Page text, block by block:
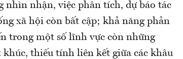
nhìn nhận, việc phân tích, dự báo tác
xã hội còn bất cập; khả năng phản
trong một số lĩnh vực còn những
thiếu tính liên kết giữa các khâu